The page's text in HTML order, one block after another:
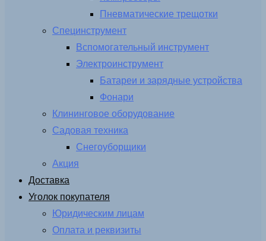
Пневматические трещотки
Специнструмент
Вспомогательный инструмент
Электроинструмент
Батареи и зарядные устройства
Фонари
Клининговое оборудование
Садовая техника
Снегоуборщики
Акция
Доставка
Уголок покупателя
Юридическим лицам
Оплата и реквизиты